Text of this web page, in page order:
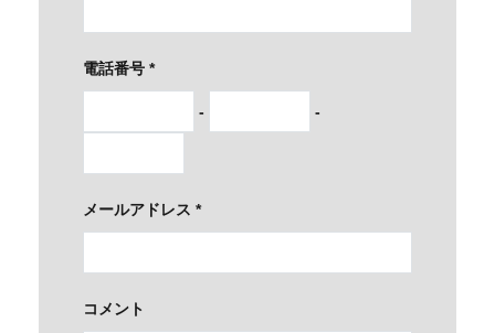
電話番号 *
- -
メールアドレス *
コメント